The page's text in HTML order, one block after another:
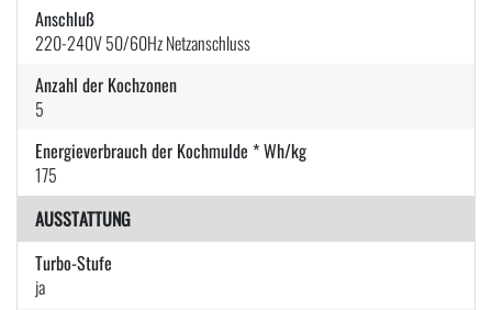
Anschluß
220-240V 50/60Hz Netzanschluss
Anzahl der Kochzonen
5
Energieverbrauch der Kochmulde * Wh/kg
175
AUSSTATTUNG
Turbo-Stufe
ja